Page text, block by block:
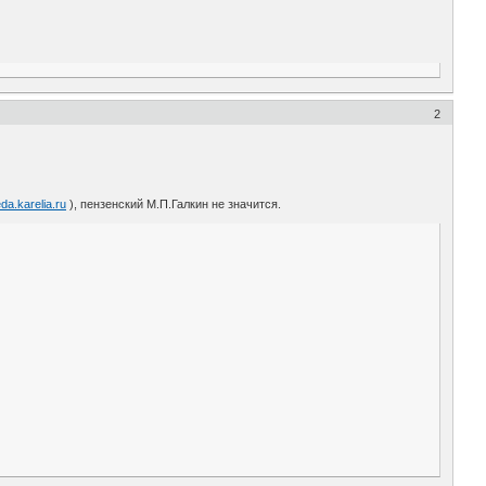
2
), пензенский М.П.Галкин не значится.